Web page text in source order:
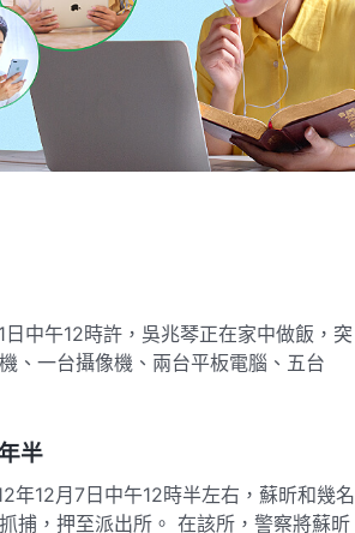
中午12時許，吳兆琴正在家中做飯，突
、一台攝像機、兩台平板電腦、五台
半
12月7日中午12時半左右，蘇昕和幾名
捕，押至派出所。 在該所，警察將蘇昕